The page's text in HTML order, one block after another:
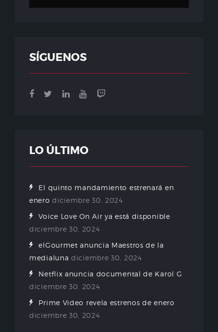
SÍGUENOS
LO ÚLTIMO
El quinto mandamiento estrenará en
enero diciembre 30, 2024
Voice Love On Air ya está disponible
diciembre 30, 2024
elGourmet anuncia Maestros de la
medialuna diciembre 30, 2024
Netflix anuncia documental de Karol G
diciembre 30, 2024
Prime Video revela estrenos de enero
diciembre 30, 2024